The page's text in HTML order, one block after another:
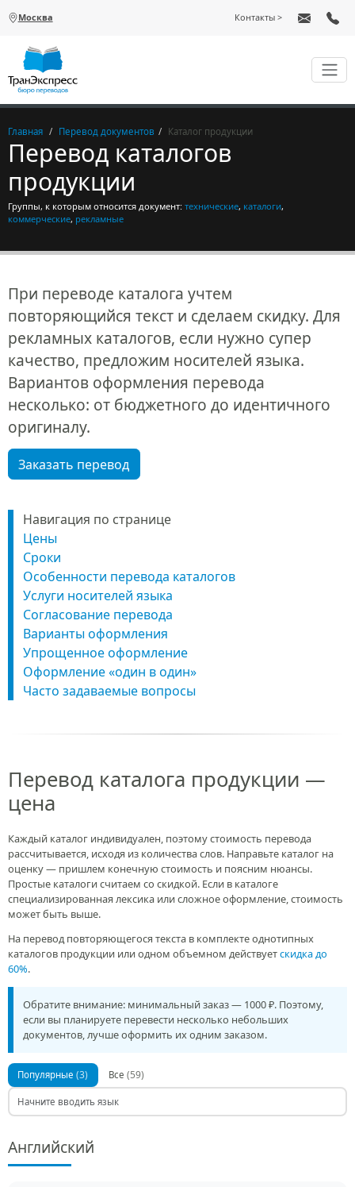
Москва Контакты
Главная Перевод документов Каталог продукции
Перевод каталогов
продукции
Группы, к которым относится документ: технические, каталоги,
коммерческие, рекламные
При переводе каталога учтем
повторяющийся текст и сделаем скидку. Для
рекламных каталогов, если нужно супер
качество, предложим носителей языка.
Вариантов оформления перевода
несколько: от бюджетного до идентичного
оригиналу.
Заказать перевод
Навигация по странице
Цены
Сроки
Особенности перевода каталогов
Услуги носителей языка
Согласование перевода
Варианты оформления
Упрощенное оформление
Оформление «один в один»
Часто задаваемые вопросы
Перевод каталога продукции —
цена
Каждый каталог индивидуален, поэтому стоимость перевода
рассчитывается, исходя из количества слов. Направьте каталог на
оценку — пришлем конечную стоимость и поясним нюансы.
Простые каталоги считаем со скидкой. Если в каталоге
специализированная лексика или сложное оформление, стоимость
может быть выше.
На перевод повторяющегося текста в комплекте однотипных
каталогов продукции или одном объемном действуетскидка до
60%.
Обратите внимание: минимальный заказ — 1000 ₽. Поэтому,
если вы планируете перевести несколько небольших
документов, лучше оформить их одним заказом.
Популярные(3) Все (59)
Английский